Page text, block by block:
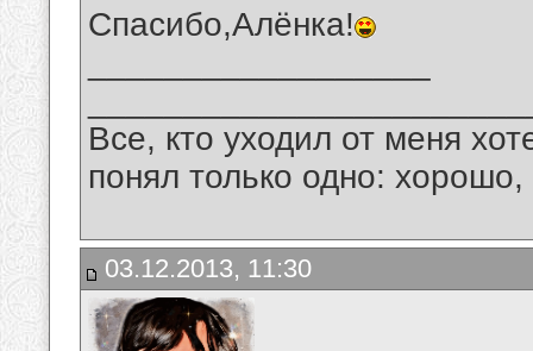
Спасибо,Алёнка!
Все, кто уходил от меня
понял только одно:
03.12.2013, 11:30